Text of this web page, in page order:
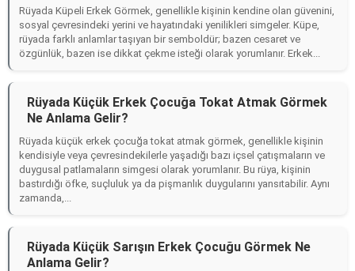
Rüyada Küpeli Erkek Görmek, genellikle kişinin kendine olan güvenini,
sosyal çevresindeki yerini ve hayatındaki yenilikleri simgeler. Küpe,
rüyada farklı anlamlar taşıyan bir semboldür; bazen cesaret ve
özgünlük, bazen ise dikkat çekme isteği olarak yorumlanır. Erkek...
Rüyada Küçük Erkek Çocuğa Tokat Atmak Görmek
Ne Anlama Gelir?
Rüyada küçük erkek çocuğa tokat atmak görmek, genellikle kişinin
kendisiyle veya çevresindekilerle yaşadığı bazı içsel çatışmaların ve
duygusal patlamaların simgesi olarak yorumlanır. Bu rüya, kişinin
bastırdığı öfke, suçluluk ya da pişmanlık duygularını yansıtabilir. Aynı
zamanda,...
Rüyada Küçük Sarışın Erkek Çocuğu Görmek Ne
Anlama Gelir?